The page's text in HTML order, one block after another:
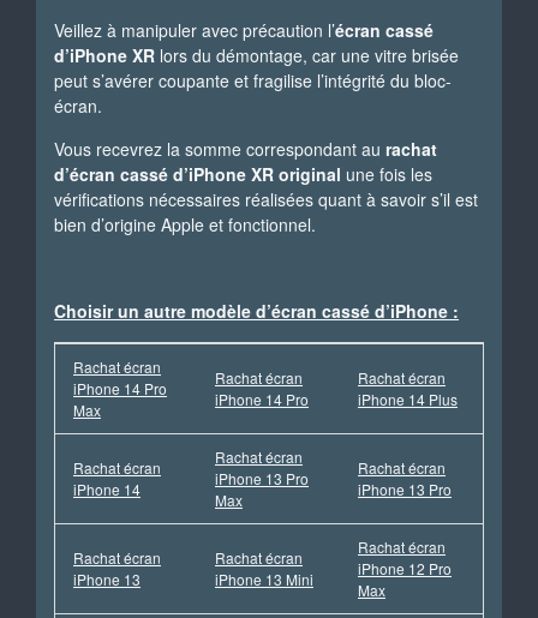
Veillez à manipuler avec précaution l’écran cassé
d’iPhone XR lors du démontage, car une vitre brisée
peut s’avérer coupante et fragilise l’intégrité du bloc-
écran.
Vous recevrez la somme correspondant au rachat
d’écran cassé d’iPhone XR original une fois les
vérifications nécessaires réalisées quant à savoir s’il est
bien d’origine Apple et fonctionnel.
Choisir un autre modèle d’écran cassé d’iPhone :
Rachat écran
iPhone 14 Pro
Max
Rachat écran
iPhone 14 Pro
Rachat écran
iPhone 14 Plus
Rachat écran
iPhone 14
Rachat écran
iPhone 13 Pro
Max
Rachat écran
iPhone 13 Pro
Rachat écran
iPhone 13
Rachat écran
iPhone 13 Mini
Rachat écran
iPhone 12 Pro
Max